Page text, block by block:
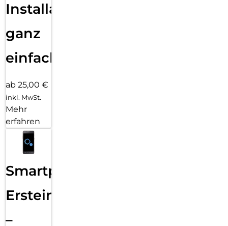
Installation
ganz
einfach
ab 25,00 €
inkl. MwSt.
Mehr
erfahren
Smartphone
Ersteinrichtung
–